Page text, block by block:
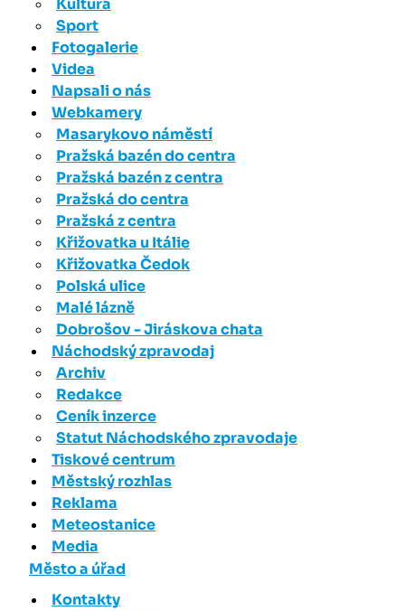
Kultura
Sport
Fotogalerie
Videa
Napsali o nás
Webkamery
Masarykovo náměstí
Pražská bazén do centra
Pražská bazén z centra
Pražská do centra
Pražská z centra
Křižovatka u Itálie
Křižovatka Čedok
Polská ulice
Malé lázně
Dobrošov - Jiráskova chata
Náchodský zpravodaj
Archiv
Redakce
Ceník inzerce
Statut Náchodského zpravodaje
Tiskové centrum
Městský rozhlas
Reklama
Meteostanice
Media
Město a úřad
Kontakty